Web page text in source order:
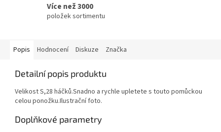
Více než 3000
položek sortimentu
Popis Hodnocení Diskuze Značka
Detailní popis produktu
Velikost S,28 háčků.Snadno a rychle upletete s touto pomůckou
celou ponožku.Ilustrační foto.
Doplňkové parametry